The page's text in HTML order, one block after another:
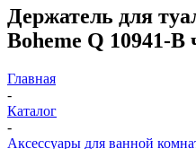
Держатель для
Boheme Q 10941-
Главная
-
Каталог
-
Аксессуары для ванной